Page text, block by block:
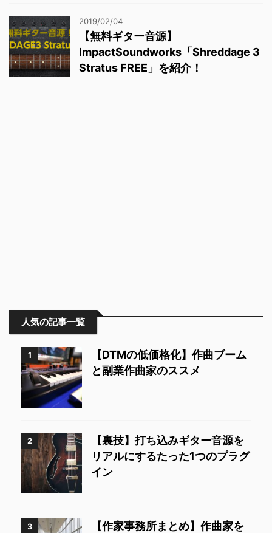
2019/02/04
【無料ギター音源】
ImpactSoundworks「Shreddage 3
Stratus FREE」を紹介！
人気の記事一覧
1
【DTMの低価格化】作曲ブーム
と副業作曲家のススメ
2
【裏技】打ち込みギター音源を
リアルにするたった1つのプラグ
イン
3
【作家事務所まとめ】作曲家を